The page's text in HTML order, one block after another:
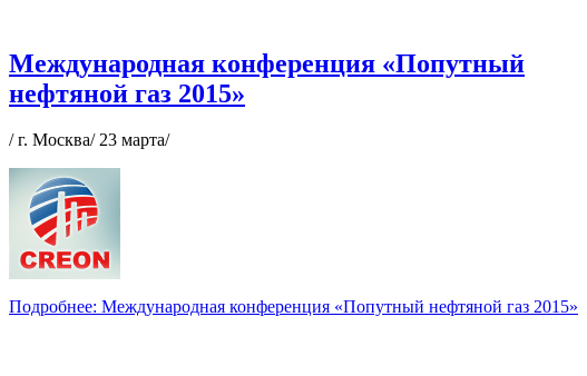
Международная конференция «Попутный
нефтяной газ 2015»
/ г. Москва/ 23 марта/
Подробнее: Международная конференция «Попутный нефтяной газ 2015»